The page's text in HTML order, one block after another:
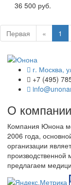
36 500 руб.
Первая « 1
г. Москва,
+7 (495)
О компании
Компания Юнона
2006 года,
организации
предлагаем